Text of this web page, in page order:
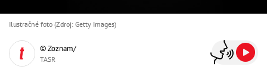
Ilustračné foto (Zdroj: Getty Images)
© Zoznam/
TASR